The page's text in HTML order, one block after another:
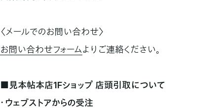
〈メールでのお問い合わせ〉
お問い合わせフォームよりご連絡ください。
■見本帖本店1Fショップ 店頭引取について
・ウェブストアからの受注